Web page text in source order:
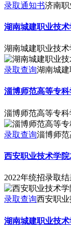
录取通知书济南
湖南城建职业技
湖南城建职业技
录取查询湖南城
淄博师范高等专科
淄博师范高等专科
录取查询淄博师
西安职业技术学
2022年统招录取
录取查询西安职
湖南城建职业技